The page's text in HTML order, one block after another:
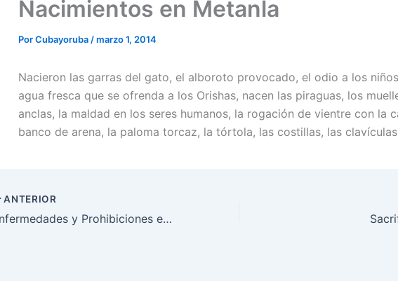
Nacimientos en Metanla
PorCubayoruba /marzo 1, 2014
Nacieron las garras del gato, el alboroto provocado, el odio a los
agua fresca que se ofrenda a los Orishas, nacen las piraguas, los
anclas, la maldad en los seres humanos, la rogación de vientre con la
banco de arena, la paloma torcaz, la tórtola, las costillas, las
ANTERIOR
Enfermedades y Prohibiciones en Metanla